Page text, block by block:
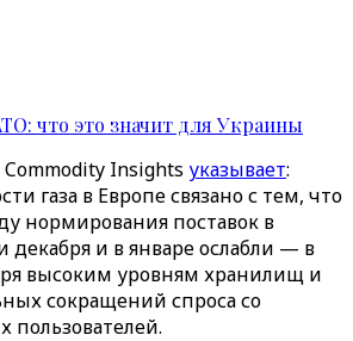
что это значит для Украины
Commodity Insights указывает:
газа в Европе связано с тем, что
нормирования поставок в
декабря и в январе ослабли — в
высоким уровням хранилищ и
сокращений спроса со
пользователей.